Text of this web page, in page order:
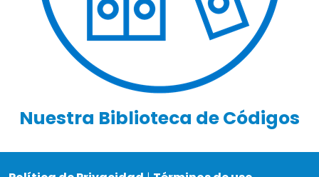
Nuestra Biblioteca de Códigos